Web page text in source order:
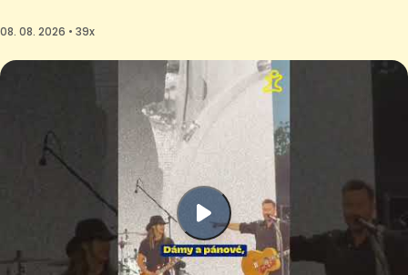
08. 08. 2026 • 39x